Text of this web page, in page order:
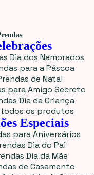
Dia dos Namorados
para a Páscoa
de Natal
para Amigo Secreto
Dia da Criança
todos os produtos
Especiais
para Aniversários
Dia do Pai
Dia da Mãe
de Casamento